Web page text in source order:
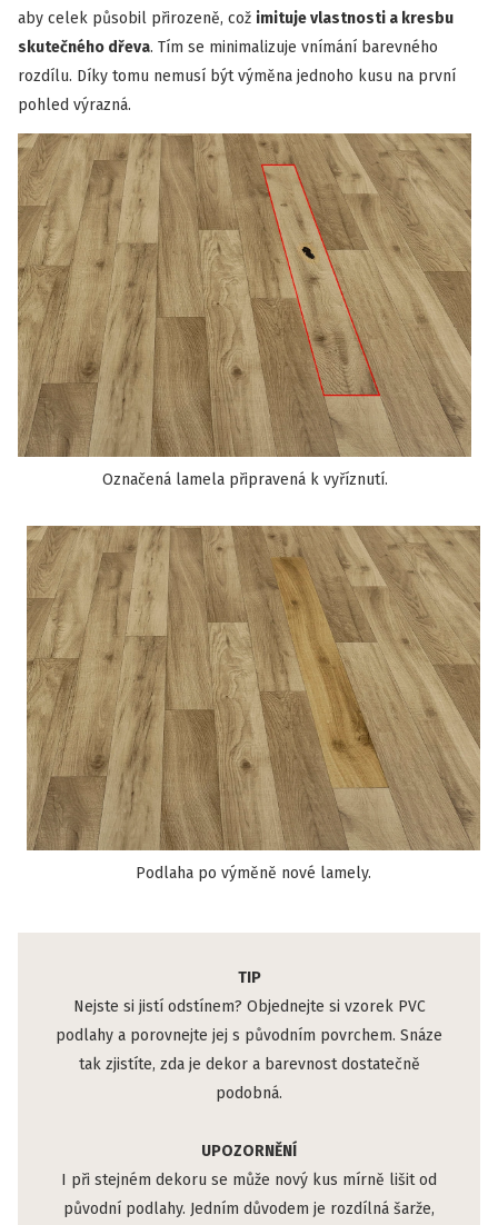
aby celek působil přirozeně, což imituje vlastnosti a kresbu
skutečného dřeva. Tím se minimalizuje vnímání barevného
rozdílu. Díky tomu nemusí být výměna jednoho kusu na první
pohled výrazná.
Označená lamela připravená k vyříznutí.
Podlaha po výměně nové lamely.
TIP
Nejste si jistí odstínem? Objednejte si vzorek PVC
podlahy a porovnejte jej s původním povrchem. Snáze
tak zjistíte, zda je dekor a barevnost dostatečně
podobná.
UPOZORNĚNÍ
I při stejném dekoru se může nový kus mírně lišit od
původní podlahy. Jedním důvodem je rozdílná šarže,